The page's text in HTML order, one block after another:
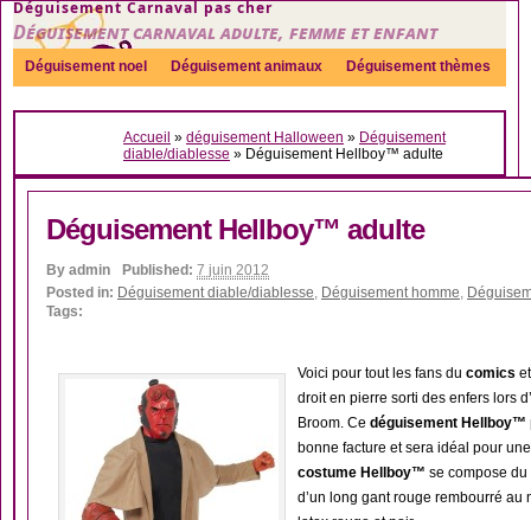
Déguisement Carnaval pas cher
Déguisement carnaval adulte, femme et enfant
Déguisement noel Déguisement animaux Déguisement thèmes
Sexy Déguisement couple Déguisements par genre Idées
Accueil » déguisement Halloween » Déguisement
diable/diablesse » Déguisement Hellboy™ adulte
Déguisement Hellboy™ adulte
By admin Published: 7 juin 2012
Posted in: Déguisement diable/diablesse, Déguisement homme,
Tags:
Voici pour tout les fans du comics
droit en pierre sorti des enfers lors
Broom. Ce déguisement Hellboy™
bonne facture et sera idéal pour
costume Hellboy™ se compose
d’un long gant rouge rembourré